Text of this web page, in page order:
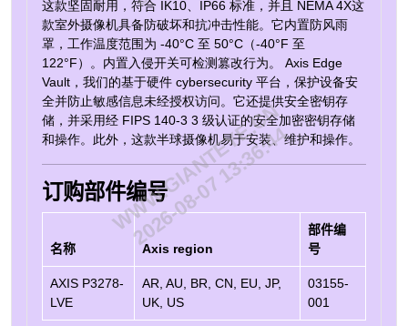
这款坚固耐用，符合 IK10、IP66 标准，并且 NEMA 4X这
款室外摄像机具备防破坏和抗冲击性能。它内置防风雨
罩，工作温度范围为 -40°C 至 50°C（-40°F 至
122°F）。内置入侵开关可检测篡改行为。 Axis Edge
Vault ，我们的基于硬件 cybersecurity 平台，保护设备安
全并防止敏感信息未经授权访问。它还提供安全密钥存
储，并采用经 FIPS 140-3 3 级认证的安全加密密钥存储
和操作。此外，这款半球摄像机易于安装、维护和操作。
订购部件编号
名称 Axis region
部件编
号
AXIS P3278-
LVE
AR, AU, BR, CN, EU, JP,
UK, US
03155-
001
WWW.GIANTEYE.CN
2026-08-07 13:36:44